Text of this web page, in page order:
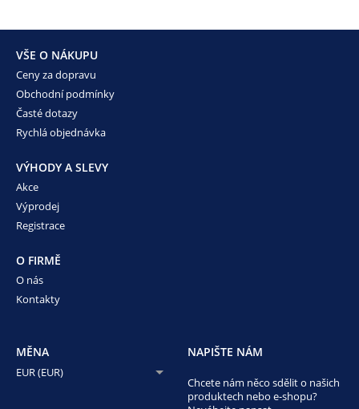
VŠE O NÁKUPU
Ceny za dopravu
Obchodní podmínky
Časté dotazy
Rychlá objednávka
VÝHODY A SLEVY
Akce
Výprodej
Registrace
O FIRMĚ
O nás
Kontakty
MĚNA
EUR (EUR)
NAPIŠTE NÁM
Chcete nám něco sdělit o našich
produktech nebo e-shopu?